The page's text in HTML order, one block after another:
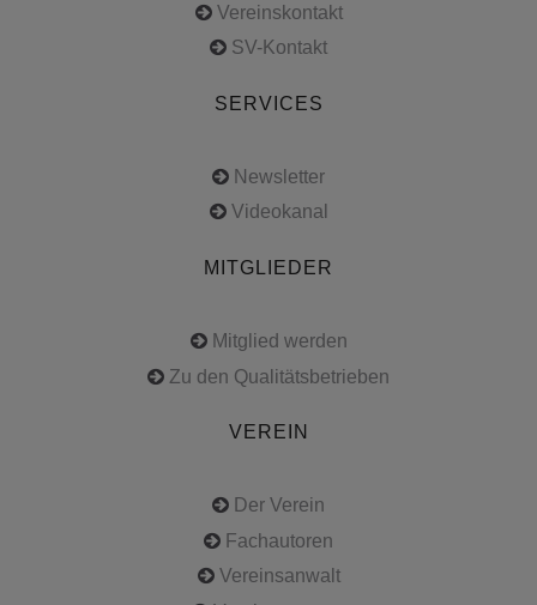
Vereinskontakt
SV-Kontakt
SERVICES
Newsletter
Videokanal
MITGLIEDER
Mitglied werden
Zu den Qualitätsbetrieben
VEREIN
Der Verein
Fachautoren
Vereinsanwalt